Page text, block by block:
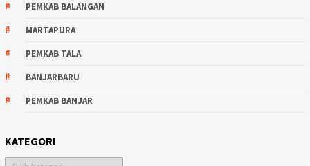
PEMKAB BALANGAN
MARTAPURA
PEMKAB TALA
BANJARBARU
PEMKAB BANJAR
KATEGORI
Kategori